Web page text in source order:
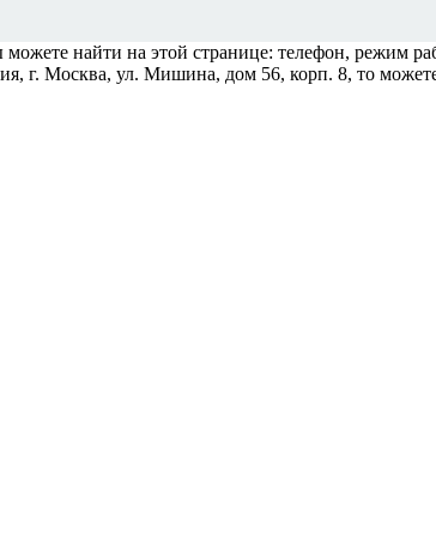
найти на этой странице: телефон, режим
г. Москва, ул. Мишина, дом 56, корп. 8, то можете